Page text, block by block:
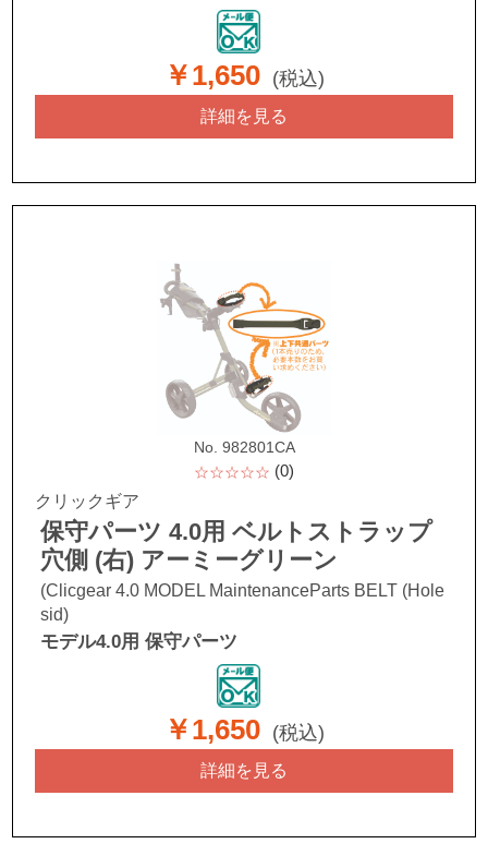
￥1,650 (税込)
詳細を見る
No. 982801CA
☆☆☆☆☆ (0)
クリックギア
保守パーツ 4.0用 ベルトストラップ
穴側 (右) アーミーグリーン
(Clicgear 4.0 MODEL MaintenanceParts BELT (Hole
sid)
モデル4.0用 保守パーツ
￥1,650 (税込)
詳細を見る